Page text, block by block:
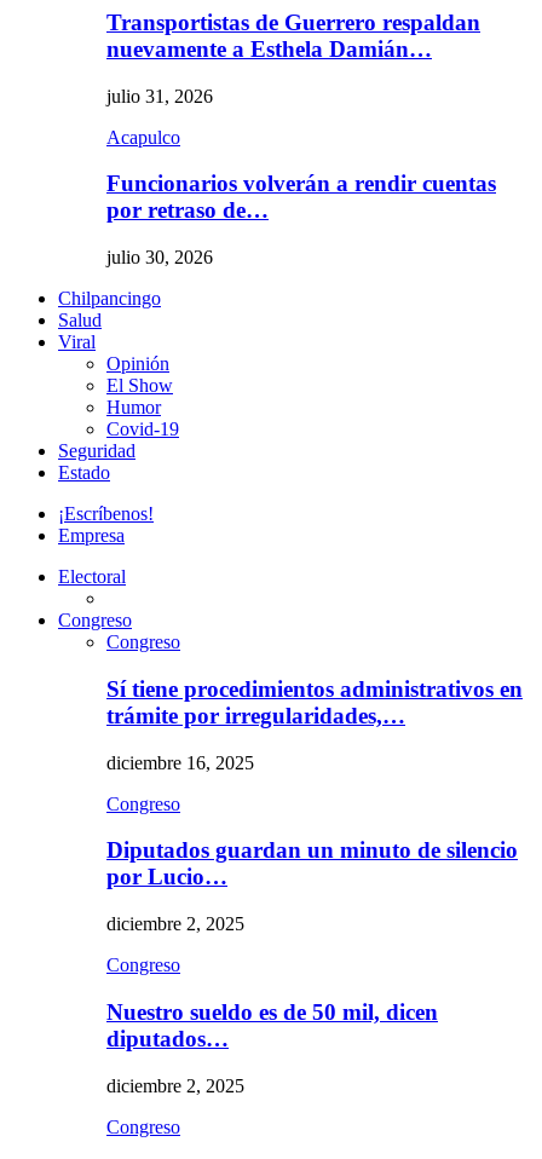
Transportistas de Guerrero respaldan
nuevamente a Esthela Damián…
julio 31, 2026
Acapulco
Funcionarios volverán a rendir cuentas
por retraso de…
julio 30, 2026
Chilpancingo
Salud
Viral
Opinión
El Show
Humor
Covid-19
Seguridad
Estado
¡Escríbenos!
Empresa
Electoral
Congreso
Congreso
Sí tiene procedimientos administrativos en
trámite por irregularidades,…
diciembre 16, 2025
Congreso
Diputados guardan un minuto de silencio
por Lucio…
diciembre 2, 2025
Congreso
Nuestro sueldo es de 50 mil, dicen
diputados…
diciembre 2, 2025
Congreso